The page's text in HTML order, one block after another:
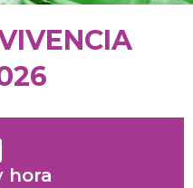
hora